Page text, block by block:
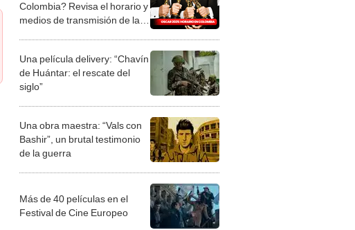
Colombia? Revisa el horario y
medios de transmisión de la
Una película delivery: “Chavín
de Huántar: el rescate del
siglo”
Una obra maestra: “Vals con
Bashir”, un brutal testimonio
de la guerra
Más de 40 películas en el
Festival de Cine Europeo